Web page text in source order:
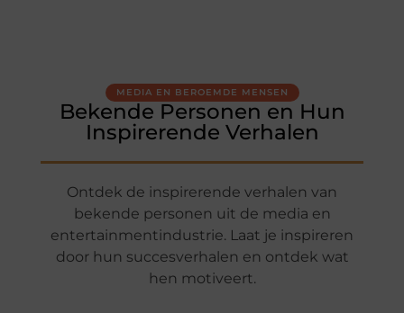
MEDIA EN BEROEMDE MENSEN
Bekende Personen en Hun
Inspirerende Verhalen
Ontdek de inspirerende verhalen van
bekende personen uit de media en
entertainmentindustrie. Laat je inspireren
door hun succesverhalen en ontdek wat
hen motiveert.